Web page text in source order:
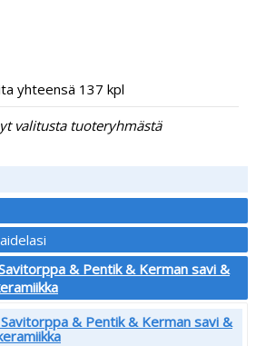
yhteensä 137 kpl
valitusta tuoteryhmästä
& Pentik & Kerman savi &
& Pentik & Kerman savi &